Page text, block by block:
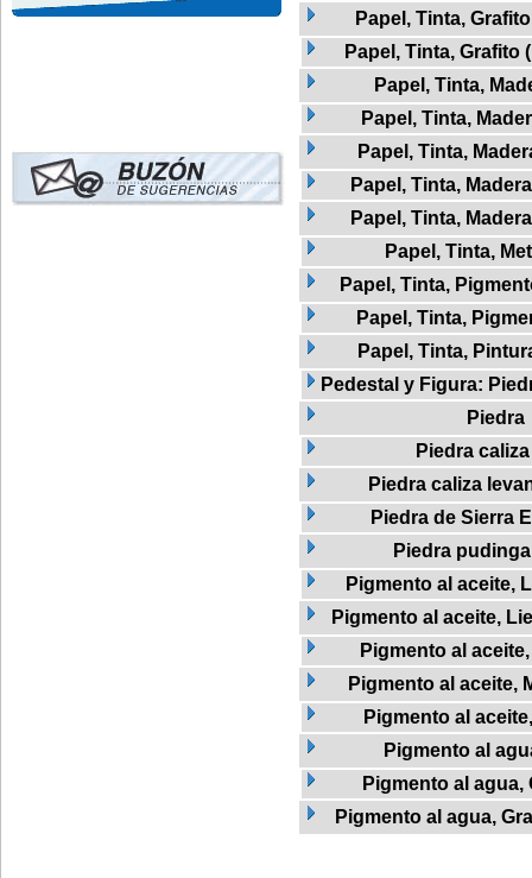
Papel, Tinta,
Papel, Tinta, Grafito
Papel, Tinta,
Papel, Tinta,
Papel, Tinta,
Papel, Tinta,
Papel, Tinta,
Papel, Tinta,
Papel, Tinta,
Papel, Tinta,
Papel, Tinta,
Pedestal y Figura:
Piedra
Piedra caliza
Piedra caliza
Piedra de Sierra
Piedra pudinga
Pigmento al aceite,
Pigmento al aceite,
Pigmento al
Pigmento al aceite,
Pigmento al
Pigmento al
Pigmento al agua,
Pigmento al agua,